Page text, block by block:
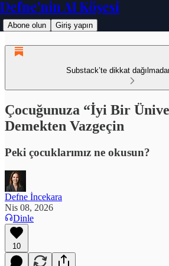
Defne'nin AI Köşesi
Abone olun Giriş yapın
Substack’te dikkat
Çocuğunuza “İyi Bir
Demekten Vazgeçin
Peki çocuklarımız ne okusun?
Defne İncekara
Nis 08, 2026
Dinle
10